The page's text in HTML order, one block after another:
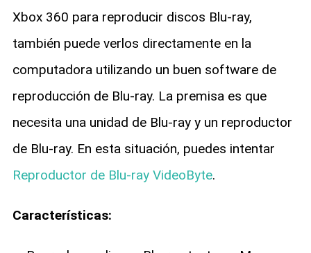
Xbox 360 para reproducir discos Blu-ray,
también puede verlos directamente en la
computadora utilizando un buen software de
reproducción de Blu-ray. La premisa es que
necesita una unidad de Blu-ray y un reproductor
de Blu-ray. En esta situación, puedes intentar
Reproductor de Blu-ray VideoByte.
Características: